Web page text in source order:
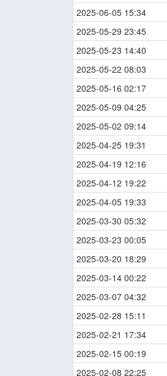
2025-06-05 15:34
2025-05-29 23:45
2025-05-23 14:40
2025-05-22 08:03
2025-05-16 02:17
2025-05-09 04:25
2025-05-02 09:14
2025-04-25 19:31
2025-04-19 12:16
2025-04-12 19:22
2025-04-05 19:33
2025-03-30 05:32
2025-03-23 00:05
2025-03-20 18:29
2025-03-14 00:22
2025-03-07 04:32
2025-02-28 15:11
2025-02-21 17:34
2025-02-15 00:19
2025-02-08 22:25